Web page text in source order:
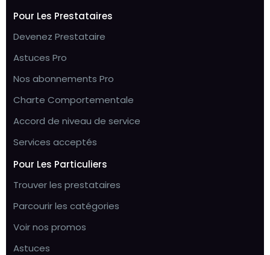
Pour Les Prestataires
Devenez Prestataire
Astuces Pro
Nos abonnements Pro
Charte Comportementale
Accord de niveau de service
Services acceptés
Pour Les Particuliers
Trouver les prestataires
Parcourir les catégories
Voir nos promos
Astuces